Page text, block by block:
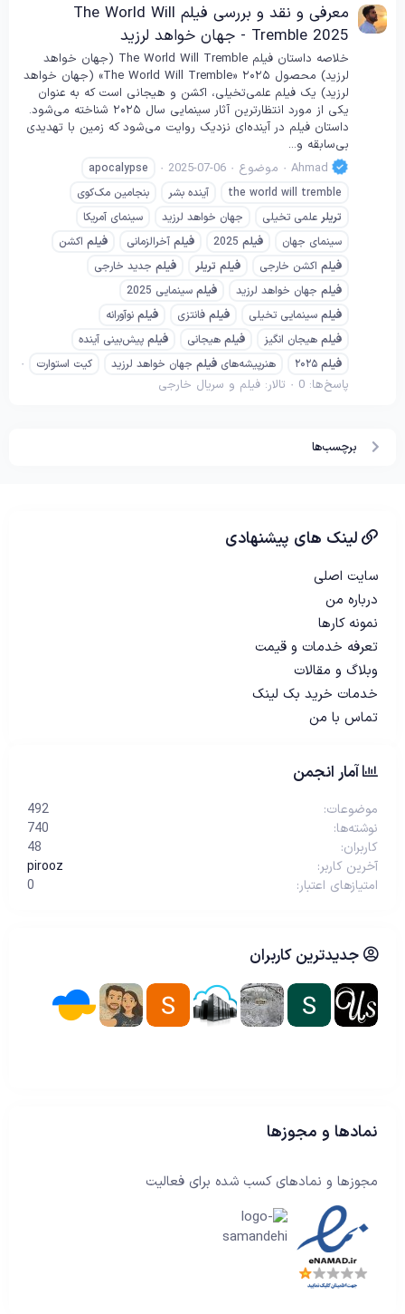
معرفی و نقد و بررسی فیلم The World Will
Tremble 2025 - جهان خواهد لرزید
خلاصه داستان فیلم The World Will Tremble (جهان خواهد
لرزید) محصول ۲۰۲۵ «The World Will Tremble» (جهان خواهد
لرزید) یک فیلم علمی‌تخیلی، اکشن و هیجانی است که به عنوان
یکی از مورد انتظارترین آثار سینمایی سال ۲۰۲۵ شناخته می‌شود.
داستان فیلم در آینده‌ای نزدیک روایت می‌شود که زمین با تهدیدی
بی‌سابقه و...
Ahmad
موضوع 2025-07-06
apocalypse
the world will tremble
آینده بشر
بنجامین مک‌کوی
تریلر علمی تخیلی جهان خواهد لرزید
سینمای آمریکا
سینمای جهان
فیلم فیلم آخرالزمانی فیلم اکشن
فیلم اکشن خارجی فیلم تریلر فیلم جدید خارجی
فیلم جهان خواهد لرزید فیلم سینمایی 2025
فیلم سینمایی تخیلی فیلم فانتزی فیلم نوآورانه
فیلم هیجان انگیز فیلم هیجانی فیلم پیش‌بینی آینده
فیلم
هنرپیشه‌های فیلم جهان خواهد لرزید کیت استوارت
پاسخ‌ها: 0 تالار: فیلم و سریال خارجی
برچسب‌ها
لینک های پیشنهادی
سایت اصلی
درباره من
نمونه کارها
تعرفه خدمات و قیمت
وبلاگ و مقالات
خدمات خرید بک لینک
تماس با من
آمار انجمن
موضوعات
492
نوشته‌ها
740
کاربران
48
آخرین کاربر
pirooz
امتیازهای اعتبار
0
جدیدترین کاربران
نمادها و مجوزها
مجوزها و نمادهای کسب شده برای فعالیت